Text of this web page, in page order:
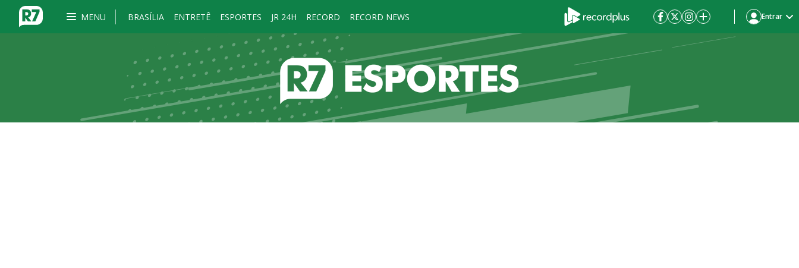
MENU BRASÍLIA ENTRETÊ ESPORTES JR 24H RECORD RECORD NEWS Entrar